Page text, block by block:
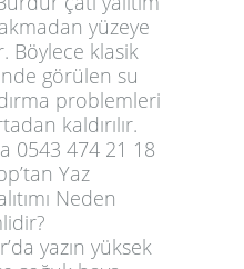
yüzeye
Böylece klasik
görülen su
problemleri
kaldırılır.
0543 474 21 18
Yaz
Neden
yazın yüksek